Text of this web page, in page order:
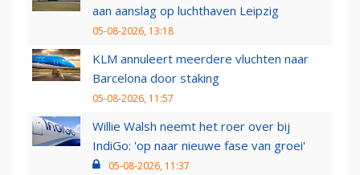
aan aanslag op luchthaven Leipzig
05-08-2026, 13:18
KLM annuleert meerdere vluchten naar
Barcelona door staking
05-08-2026, 11:57
Willie Walsh neemt het roer over bij
IndiGo: 'op naar nieuwe fase van groei'
05-08-2026, 11:37